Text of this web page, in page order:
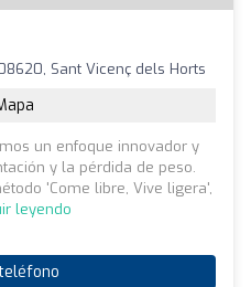
Sant Vicenç dels Horts
un enfoque innovador y
y la pérdida de peso.
'Come libre, Vive ligera',
leyendo